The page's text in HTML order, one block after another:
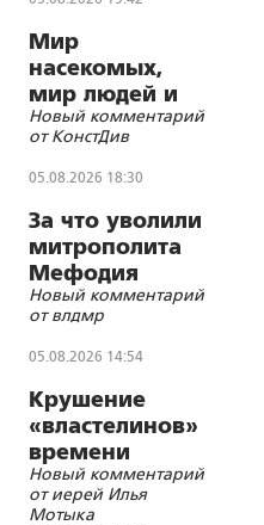
Мир
насекомых,
мир людей и
блуд
Новый комментарий
от КонстДив
05.08.2026 18:30
За что уволили
митрополита
Мефодия
(Немцова)?
Новый комментарий
от влдмр
05.08.2026 14:54
Крушение
«властелинов»
времени
Новый комментарий
от иерей Илья
Мотыка